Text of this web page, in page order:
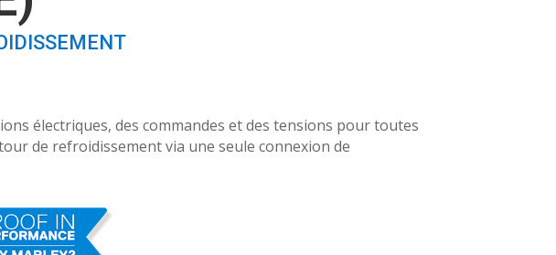
électriques, des commandes et des tensions pour toutes
de refroidissement via une seule connexion de